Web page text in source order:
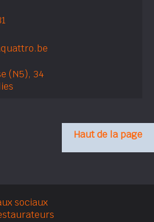
(N5), 34
Haut de la page
sociaux